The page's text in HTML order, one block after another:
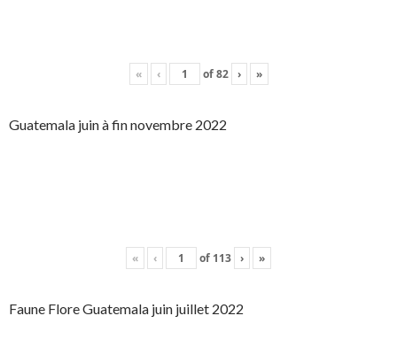
« ‹ of82 › »
Guatemala juin à fin novembre 2022
« ‹ of 113 › »
Faune Flore Guatemala juin juillet 2022